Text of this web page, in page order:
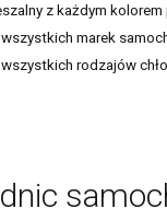
z każdym kolorem
marek
rodzajów